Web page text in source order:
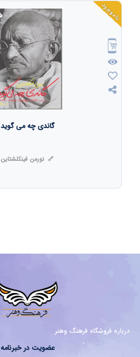
ناموجود
گاندی چه می گوید
نورمن فینکلشتاین
درباره فروشگاه فرهنگ وهنر
عضویت در خبرنامه